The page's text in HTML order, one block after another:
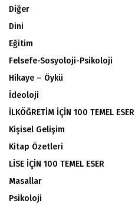
Diğer
Dini
Eğitim
Felsefe-Sosyoloji-Psikoloji
Hikaye – Öykü
İdeoloji
İLKÖĞRETİM İÇİN 100 TEMEL ESER
Kişisel Gelişim
Kitap Özetleri
LİSE İÇİN 100 TEMEL ESER
Masallar
Psikoloji